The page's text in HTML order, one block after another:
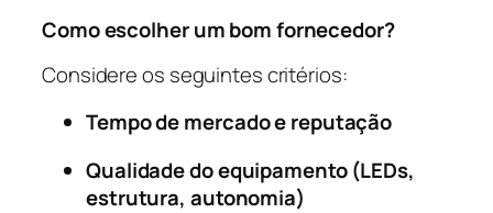
Como escolher um bom fornecedor?
Considere os seguintes critérios:
Tempo de mercado e reputação
Qualidade do equipamento (LEDs,
estrutura, autonomia)